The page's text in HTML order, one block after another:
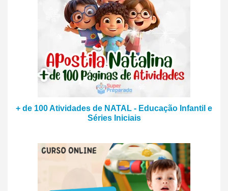
+ de 100 Atividades de NATAL - Educação Infantil e
Séries Iniciais